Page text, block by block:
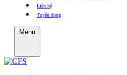
Liên hệ
Tuyển dụng
Menu